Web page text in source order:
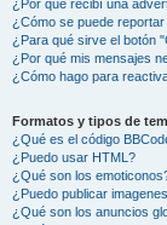
¿Por qué recibí una
¿Cómo se puede
¿Para qué sirve el botón
¿Por qué mis mensajes
¿Cómo hago para
Formatos y tipos de
¿Qué es el código
¿Puedo usar HTML?
¿Qué son los
¿Puedo publicar
¿Qué son los anuncios